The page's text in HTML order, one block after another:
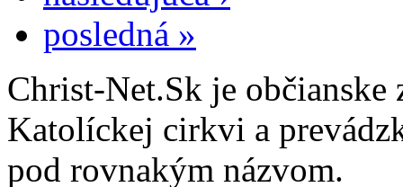
posledná »
Christ-Net.Sk je
Katolíckej cirkvi a
pod rovnakým názvom.